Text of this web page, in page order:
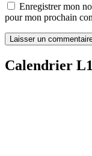
Enregistrer mon
pour mon prochain
Calendrier L1